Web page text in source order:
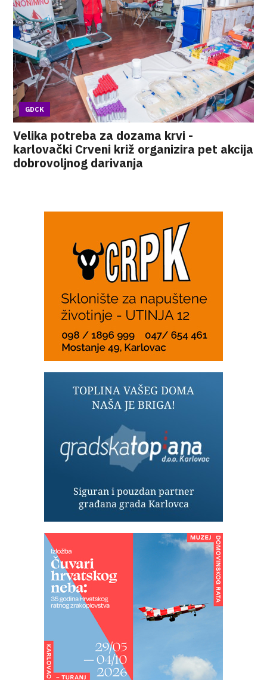
GDCK
Velika potreba za dozama krvi -
karlovački Crveni križ organizira pet akcija
dobrovoljnog darivanja